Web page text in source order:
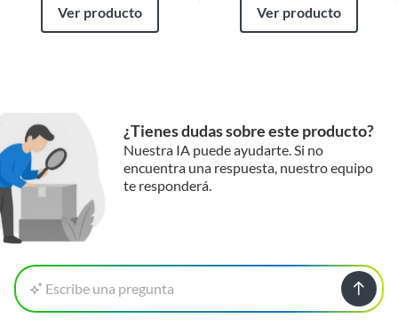
Ver producto Ver producto
¿Tienes dudas sobre este producto?
Nuestra IA puede ayudarte. Si no
encuentra una respuesta, nuestro equipo
te responderá.
Escribe una pregunta